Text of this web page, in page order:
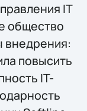
IT
общество
внедрения:
повысить
IT-